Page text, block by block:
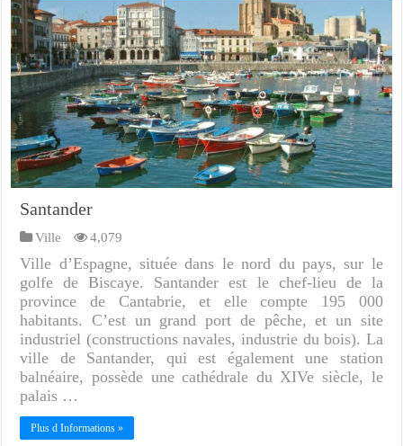
Santander
Ville 4,079
Ville d’Espagne, située dans le nord du pays, sur le
golfe de Biscaye. Santander est le chef-lieu de la
province de Cantabrie, et elle compte 195 000
habitants. C’est un grand port de pêche, et un site
industriel (constructions navales, industrie du bois). La
ville de Santander, qui est également une station
balnéaire, possède une cathédrale du XIVe siècle, le
palais …
Plus d Informations »